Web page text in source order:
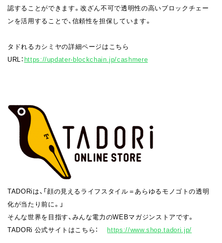
認することができます。改ざん不可で透明性の高いブロックチェー
ンを活用することで、信頼性を担保しています。
タドれるカシミヤの詳細ページはこちら
URL： https://updater-blockchain.jp/cashmere
TADORiは、「顔の見えるライフスタイル＝あらゆるモノゴトの透明
化が当たり前に。」
そんな世界を目指す、みんな電力のWEBマガジンストアです。
TADORi 公式サイトはこちら：
https://www.shop.tadori.jp/